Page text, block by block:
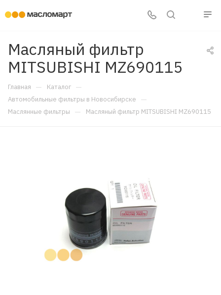
Масляный фильтр
MITSUBISHI MZ690115
Главная — Каталог —
Автомобильные фильтры в Новосибирске —
Маслянные фильтры — Масляный фильтр MITSUBISHI MZ690115